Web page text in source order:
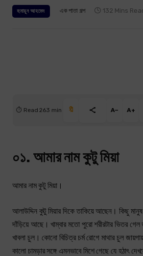
হুমায়ূন আহমেদ এক পাতা গল্প 132 Mins
⏱ Read 263 min 🔖 A− A+
০১. আমার নাম কুটু মিয়া
আমার নাম কুটু মিয়া।
আলাউদ্দিন কুটু মিয়ার দিকে তাকিয়ে আছেন। কিছু
দাঁড়িয়ে আছে। খাম্বার মতো পুরো শরীরটার ভিতর
খাবলা চুল। কোনো বিচিত্র চর্ম রোগে মাথার চুল
কালো চামড়ার সঙ্গে এমনভাবে মিশে গেছে যে হঠাৎ